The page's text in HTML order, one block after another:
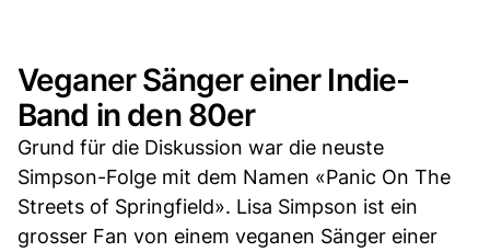
Veganer Sänger einer Indie-
Band in den 80er
Grund für die Diskussion war die neuste
Simpson-Folge mit dem Namen «Panic On The
Streets of Springfield». Lisa Simpson ist ein
grosser Fan von einem veganen Sänger einer